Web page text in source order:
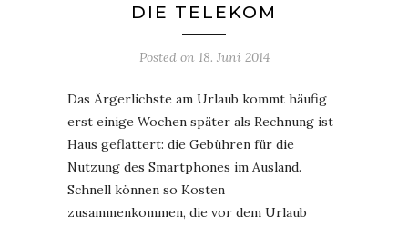
DIE TELEKOM
Posted on 18. Juni 2014
Das Ärgerlichste am Urlaub kommt häufig
erst einige Wochen später als Rechnung ist
Haus geflattert: die Gebühren für die
Nutzung des Smartphones im Ausland.
Schnell können so Kosten
zusammenkommen, die vor dem Urlaub